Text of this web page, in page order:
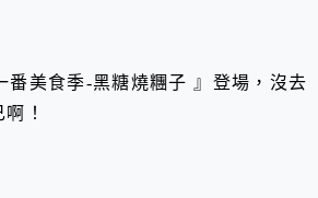
番美食季-黑糖燒糰子 』登場，沒去
！